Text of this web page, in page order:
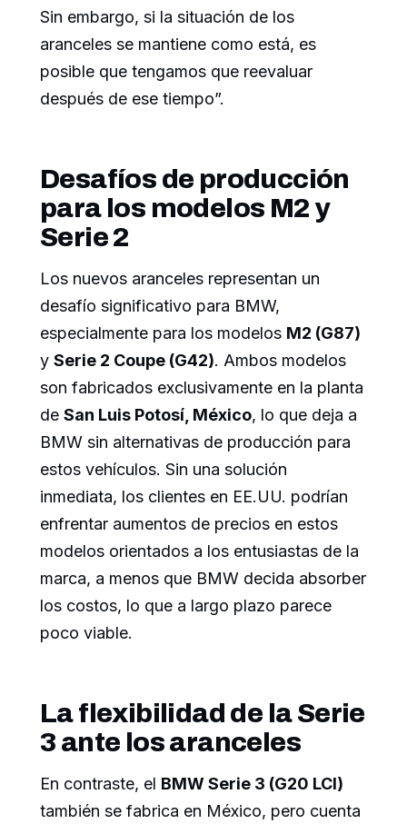
Sin embargo, si la situación de los
aranceles se mantiene como está, es
posible que tengamos que reevaluar
después de ese tiempo”.
Desafíos de producción
para los modelos M2 y
Serie 2
Los nuevos aranceles representan un
desafío significativo para BMW,
especialmente para los modelos M2 (G87)
y Serie 2 Coupe (G42). Ambos modelos
son fabricados exclusivamente en la planta
de San Luis Potosí, México, lo que deja a
BMW sin alternativas de producción para
estos vehículos. Sin una solución
inmediata, los clientes en EE.UU. podrían
enfrentar aumentos de precios en estos
modelos orientados a los entusiastas de la
marca, a menos que BMW decida absorber
los costos, lo que a largo plazo parece
poco viable.
La flexibilidad de la Serie
3 ante los aranceles
En contraste, el BMW Serie 3 (G20 LCI)
también se fabrica en México, pero cuenta